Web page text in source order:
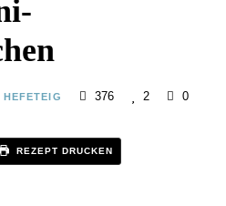
HEFETEIG 376 2 0
REZEPT DRUCKEN